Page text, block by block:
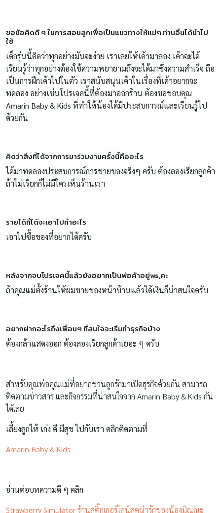
ขอข้อคิดดี ๆ ในการสอนลูกเพื่อเป็นแนวทางให้แม่ๆ ท่านอื่นได้นำไป
ใช้
เด็กรุ่นนี้คิดว่าทุกอย่างมันจะง่าย เราเลยให้เค้ามาลอง เค้าจะได้
เรียนรู้ว่าทุกอย่างต้องใช้ความพยายามถึงจะได้มาซึ่งความสำเร็จ ถือ
เป็นการฝึกเค้าไปในตัว เราสนับสนุนเค้าในเรื่องที่เค้าอยากจะ
ทดลอง อย่างเช่นโปรเจคนี้ที่ต้องมาออกร้าน ต้องขอขอบคุณ
Amarin Baby & Kids ที่ทำให้น้องได้มีประสบการณ์และเรียนรู้ไป
ด้วยกัน
คิดว่าสิ่งที่ได้จากการมาร่วมงานครั้งนี้คืออะไร
ได้มาทดลองประสบการณ์การขายของจริงๆ ครับ ต้องลองเรียกลูกค้า
ถ้าไม่เรียกก็ไม่มีใครเห็นร้านเรา
รายได้ที่ได้จะเอาไปทำอะไร
เอาไปซื้อของที่อยากได้ครับ
หลังจากจบโปรเจคนี้แล้วยังอยากเป็นพ่อค้าอยู่ws,คะ
ถ้าคุณแม่ตั้งร้านให้ผมขายของหน้าบ้านแล้วได้เงินก็น่าสนใจครับ
อยากฝากอะไรถึงเพื่อนๆ ที่สนใจจะเริ่มทำธุรกิจบ้าง
ต้องกล้าแสดงออก ต้องลองเรียกลูกค้าเยอะ ๆ ครับ
สำหรับคุณพ่อคุณแม่ที่อยากชวนลูกรักมาเปิดธุรกิจด้วยกัน สามารถ
ติดตามข่าวสาร และกิจกรรมที่น่าสนใจจาก Amarin Baby & Kids กัน
ได้เลย
เลี้ยงลูกให้ เก่ง ดี มีสุข ไปกับเรา คลิกติดตามที่
Amarin Baby & Kids
อ่านต่อบทความดี ๆ คลิก
Strawberry Simulator ร้านสติ๊กเกอร์ไลน์สุดน่ารักของน้องมิณณะ